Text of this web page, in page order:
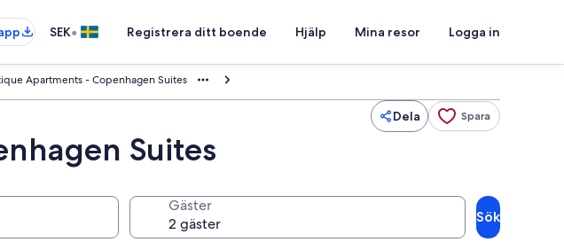
SEK• Registrera ditt boende Hjälp Mina resor Logga in
Apartments - Copenhagen Suites
Dela Spara
Suites
Gäster
Sök